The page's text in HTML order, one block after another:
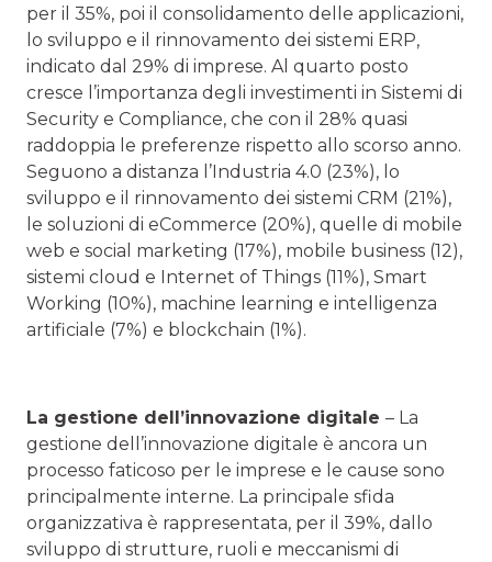
per il 35%, poi il consolidamento delle applicazioni,
lo sviluppo e il rinnovamento dei sistemi ERP,
indicato dal 29% di imprese. Al quarto posto
cresce l’importanza degli investimenti in Sistemi di
Security e Compliance, che con il 28% quasi
raddoppia le preferenze rispetto allo scorso anno.
Seguono a distanza l’Industria 4.0 (23%), lo
sviluppo e il rinnovamento dei sistemi CRM (21%),
le soluzioni di eCommerce (20%), quelle di mobile
web e social marketing (17%), mobile business (12),
sistemi cloud e Internet of Things (11%), Smart
Working (10%), machine learning e intelligenza
artificiale (7%) e blockchain (1%).
La gestione dell’innovazione digitale – La
gestione dell’innovazione digitale è ancora un
processo faticoso per le imprese e le cause sono
principalmente interne. La principale sfida
organizzativa è rappresentata, per il 39%, dallo
sviluppo di strutture, ruoli e meccanismi di